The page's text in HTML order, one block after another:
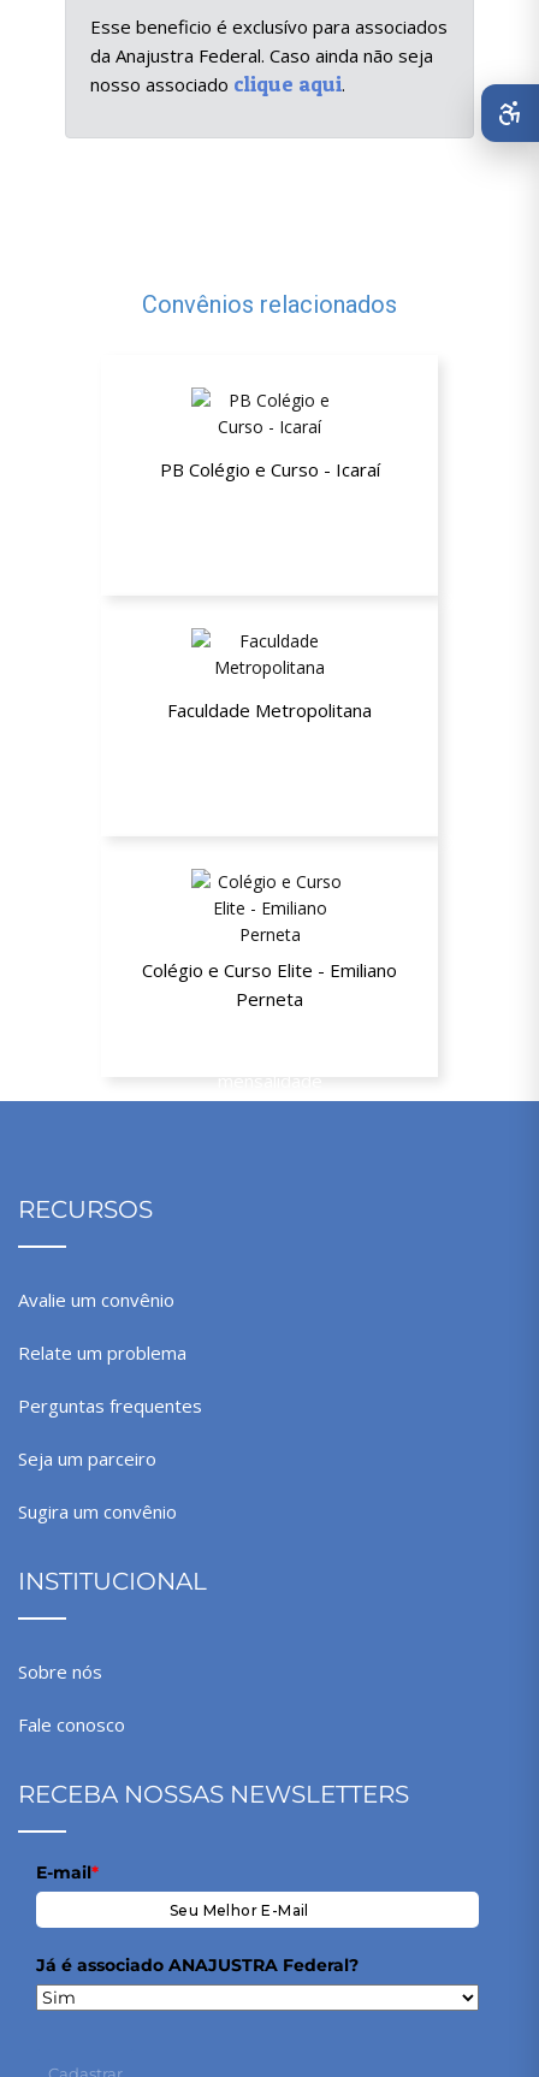
Esse beneficio é exclusívo para associados
da Anajustra Federal. Caso ainda não seja
nosso associado clique aqui.
Convênios relacionados
PB Colégio e Curso - Icaraí
Faculdade Metropolitana
Colégio e Curso Elite - Emiliano
Perneta
RECURSOS
Avalie um convênio
Relate um problema
Perguntas frequentes
Seja um parceiro
Sugira um convênio
INSTITUCIONAL
Sobre nós
Fale conosco
RECEBA NOSSAS NEWSLETTERS
E-mail*
Já é associado ANAJUSTRA Federal?